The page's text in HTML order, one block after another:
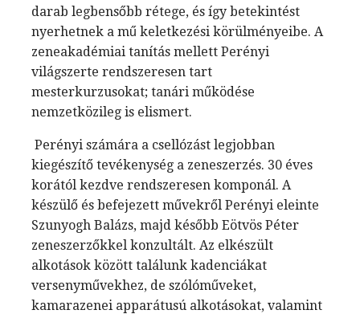
darab legbensőbb rétege, és így betekintést
nyerhetnek a mű keletkezési körülményeibe. A
zeneakadémiai tanítás mellett Perényi
világszerte rendszeresen tart
mesterkurzusokat; tanári működése
nemzetközileg is elismert.
Perényi számára a csellózást legjobban
kiegészítő tevékenység a zeneszerzés. 30 éves
korától kezdve rendszeresen komponál. A
készülő és befejezett művekről Perényi eleinte
Szunyogh Balázs, majd később Eötvös Péter
zeneszerzőkkel konzultált. Az elkészült
alkotások között találunk kadenciákat
versenyművekhez, de szólóműveket,
kamarazenei apparátusú alkotásokat, valamint